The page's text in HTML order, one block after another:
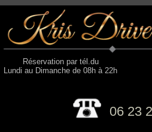
Réservation par tél.du
Lundi au Dimanche de 08h à 22h
06 23